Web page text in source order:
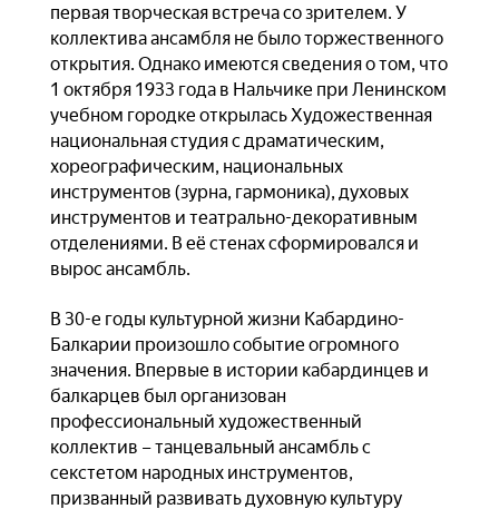
первая творческая встреча со зрителем. У
коллектива ансамбля не было торжественного
открытия. Однако имеются сведения о том, что
1 октября 1933 года в Нальчике при Ленинском
учебном городке открылась Художественная
национальная студия с драматическим,
хореографическим, национальных
инструментов (зурна, гармоника), духовых
инструментов и театрально-декоративным
отделениями. В её стенах сформировался и
вырос ансамбль.
В 30-е годы культурной жизни Кабардино-
Балкарии произошло событие огромного
значения. Впервые в истории кабардинцев и
балкарцев был организован
профессиональный художественный
коллектив – танцевальный ансамбль с
секстетом народных инструментов,
призванный развивать духовную культуру